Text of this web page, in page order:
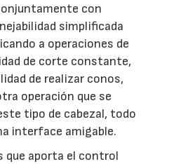
con
simplificada
a operaciones de
de corte constante,
de realizar conos,
operación que se
tipo de cabezal, todo
interface amigable.
que aporta el control